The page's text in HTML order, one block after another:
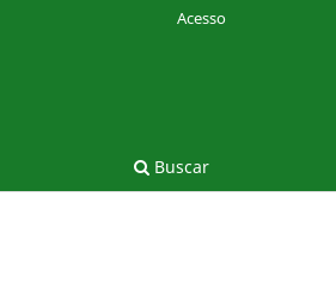
Buscar
Acesso